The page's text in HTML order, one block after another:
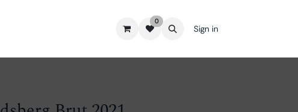
0
Sign in